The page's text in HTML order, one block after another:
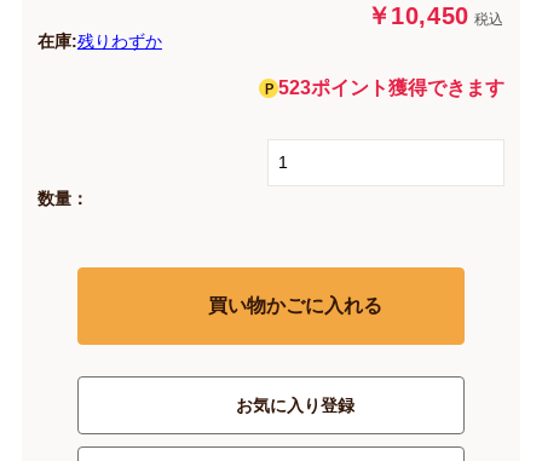
￥10,450 税込
在庫:残りわずか
523ポイント獲得できます
数量：
買い物かごに入れる
お気に入り登録